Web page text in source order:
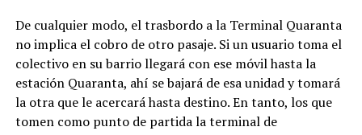
De cualquier modo, el trasbordo a la Terminal Quaranta
no implica el cobro de otro pasaje. Si un usuario toma el
colectivo en su barrio llegará con ese móvil hasta la
estación Quaranta, ahí se bajará de esa unidad y tomará
la otra que le acercará hasta destino. En tanto, los que
tomen como punto de partida la terminal de